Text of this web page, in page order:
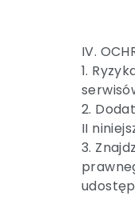
IV.
1.
2.
II
3.